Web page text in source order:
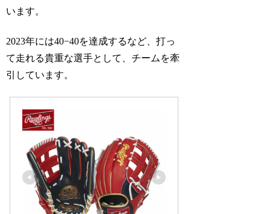
います。
2023年には40−40を達成するなど、打っ
て走れる貴重な選手として、チームを牽
引しています。